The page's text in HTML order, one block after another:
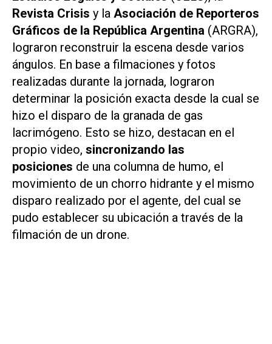
Revista Crisis y la Asociación de Reporteros
Gráficos de la República Argentina (ARGRA),
lograron reconstruir la escena desde varios
ángulos. En base a filmaciones y fotos
realizadas durante la jornada, lograron
determinar la posición exacta desde la cual se
hizo el disparo de la granada de gas
lacrimógeno. Esto se hizo, destacan en el
propio video, sincronizando las
posiciones de una columna de humo, el
movimiento de un chorro hidrante y el mismo
disparo realizado por el agente, del cual se
pudo establecer su ubicación a través de la
filmación de un drone.